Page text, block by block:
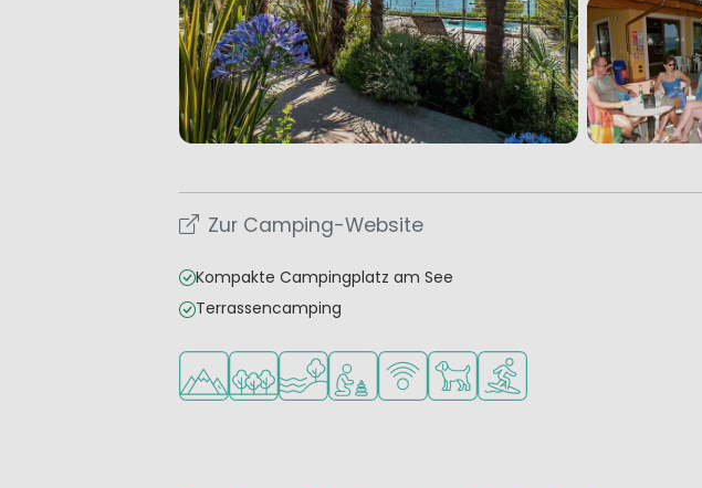
Zur Camping-Website
Kompakte Campingplatz am See
Terrassencamping
In den Bergen/Hügeln
In waldreicher Umgebung
Am WasserEmpfohlen für kleine Kinder
WLAN verfügbar
Haustiere erlaubt
Wassersportmöglichkeiten